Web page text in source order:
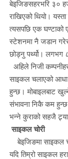
बेइजिङसहरभरि ३०
राखिएको थियो।
त्यसपछि एक घण्टाको
स्टेशनमा नै जडान
छोड्नु पर्थ्यो। लगभग
अहिले निजी
साइकल चलाएको
हुन्छ। मोबाइलबाट
संभावना निकै कम
भन्ने कुराको सहजै
साइकल चोरी
बेइजिङमा साइकल
यदि तिम्रो साइकल